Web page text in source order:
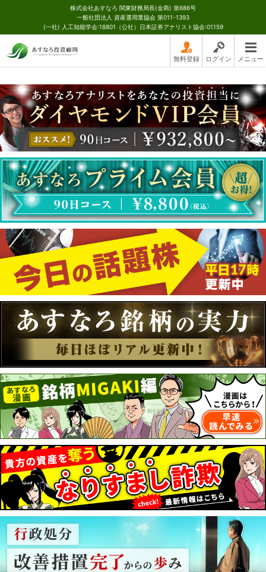
株式会社あすなろ 関東財務局長(金商) 第686号
一般社団法人 資産運用業協会 第011-1393
(一社) 人工知能学会:18801（公社）日本証券アナリスト協会:01159
無料登録 ログイン メニュー